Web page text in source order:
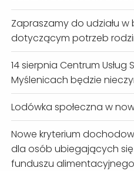
Zapraszamy do udziału
dotyczącym potrzeb
14 sierpnia Centrum Usług
Myślenicach będzie
Lodówka społeczna w
Nowe kryterium
dla osób ubiegających
funduszu alimentacyjnego